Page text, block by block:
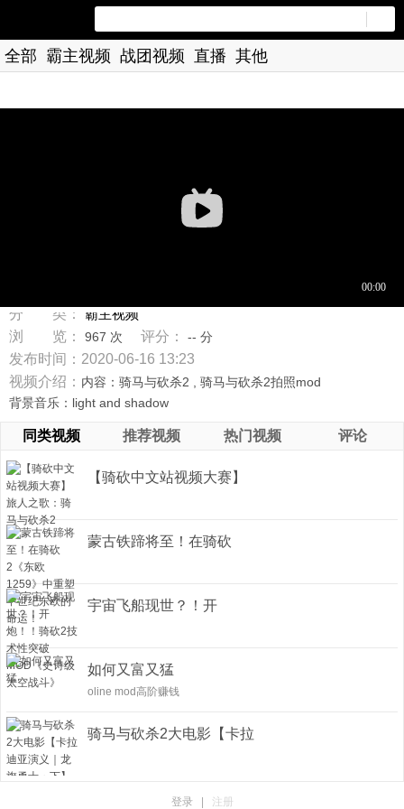
全部 霸主视频 战团视频 直播 其他
分 类：
霸主视频
浏 览：
967 次 评分： -- 分
发布时间：2020-06-16 13:23
视频介绍： 内容：骑马与砍杀2 , 骑马与砍杀2拍照mod
背景音乐：light and shadow
同类视频 推荐视频 热门视频 评论
【骑砍中文站视频大赛】
蒙古铁蹄将至！在骑砍
宇宙飞船现世？！开
如何又富又猛
oline mod高阶赚钱
骑马与砍杀2大电影【卡拉
登录 注册